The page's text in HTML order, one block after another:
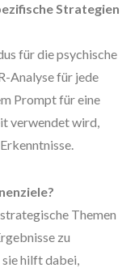
Strategien
für die psychische
Analyse für jede
Prompt für eine
verwendet wird,
Themen
zu
hilft dabei,